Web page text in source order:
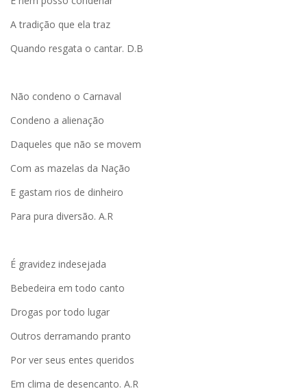
A tradição que ela traz
Quando resgata o cantar. D.B
Não condeno o Carnaval
Condeno a alienação
Daqueles que não se movem
Com as mazelas da Nação
E gastam rios de dinheiro
Para pura diversão. A.R
É gravidez indesejada
Bebedeira em todo canto
Drogas por todo lugar
Outros derramando pranto
Por ver seus entes queridos
Em clima de desencanto. A.R